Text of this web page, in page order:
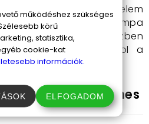
ügyelj arra, hogy a napelem
így biztosítva a lámpa
A lámpa napközben
bekapcsol a
COB LED napelemes
kültéri lámpát?
működéshez szükséges
körű
statisztika,
cookie-kat
információk.
ELFOGADOM